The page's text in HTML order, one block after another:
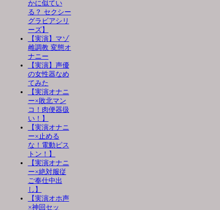
かに似てい
る？ セクシー
グラビアシリ
ーズ】
【実演】マゾ
雌調教 変態オ
ナニー
【実演】声優
の女性器なめ
てみた
【実演オナニ
ー×敗北マン
コ！肉便器扱
い！】
【実演オナニ
ー×止める
な！電動ピス
トン！】
【実演オナニ
ー×絶対服従
ご奉仕中出
し】
【実演オホ声
×神回セッ